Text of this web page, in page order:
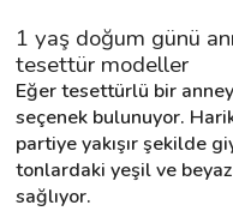
1 yaş doğum günü
tesettür modeller
Eğer tesettürlü bir
seçenek bulunuyor.
partiye yakışır şekilde
tonlardaki yeşil ve
sağlıyor.